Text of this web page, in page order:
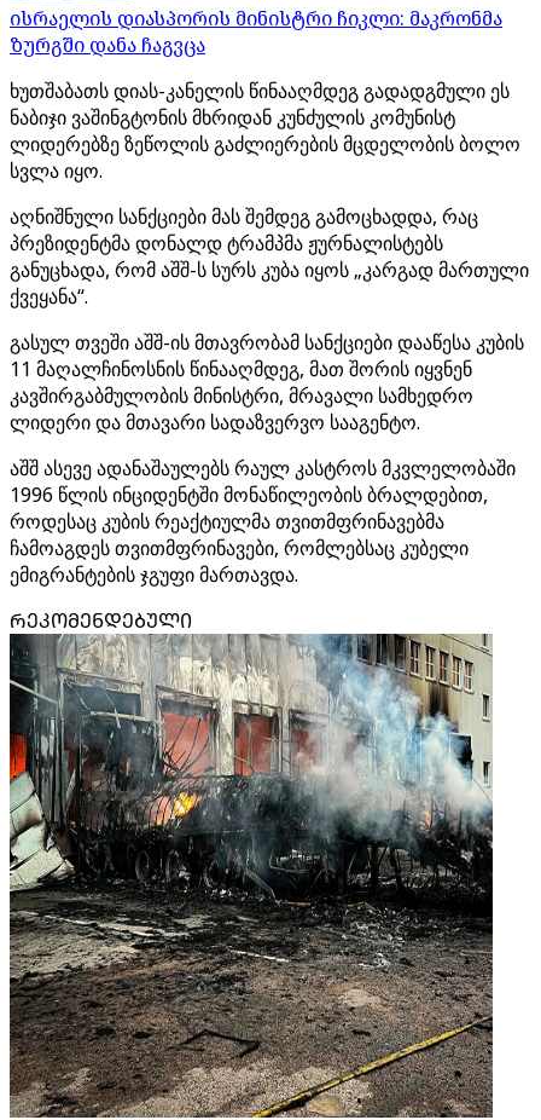
ისრაელის დიასპორის მინისტრი ჩიკლი: მაკრონმა
ზურგში დანა ჩაგვცა
ხუთშაბათს დიას-კანელის წინააღმდეგ გადადგმული ეს
ნაბიჯი ვაშინგტონის მხრიდან კუნძულის კომუნისტ
ლიდერებზე ზეწოლის გაძლიერების მცდელობის ბოლო
სვლა იყო.
აღნიშნული სანქციები მას შემდეგ გამოცხადდა, რაც
პრეზიდენტმა დონალდ ტრამპმა ჟურნალისტებს
განუცხადა, რომ აშშ-ს სურს კუბა იყოს „კარგად მართული
ქვეყანა“.
გასულ თვეში აშშ-ის მთავრობამ სანქციები დააწესა კუბის
11 მაღალჩინოსნის წინააღმდეგ, მათ შორის იყვნენ
კავშირგაბმულობის მინისტრი, მრავალი სამხედრო
ლიდერი და მთავარი სადაზვერვო სააგენტო.
აშშ ასევე ადანაშაულებს რაულ კასტროს მკვლელობაში
1996 წლის ინციდენტში მონაწილეობის ბრალდებით,
როდესაც კუბის რეაქტიულმა თვითმფრინავებმა
ჩამოაგდეს თვითმფრინავები, რომლებსაც კუბელი
ემიგრანტების ჯგუფი მართავდა.
ᲠᲔᲙᲝᲛᲔᲜᲓᲔᲑᲣᲚᲘ